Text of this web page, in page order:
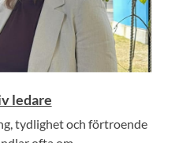
ledare
tydlighet och förtroende